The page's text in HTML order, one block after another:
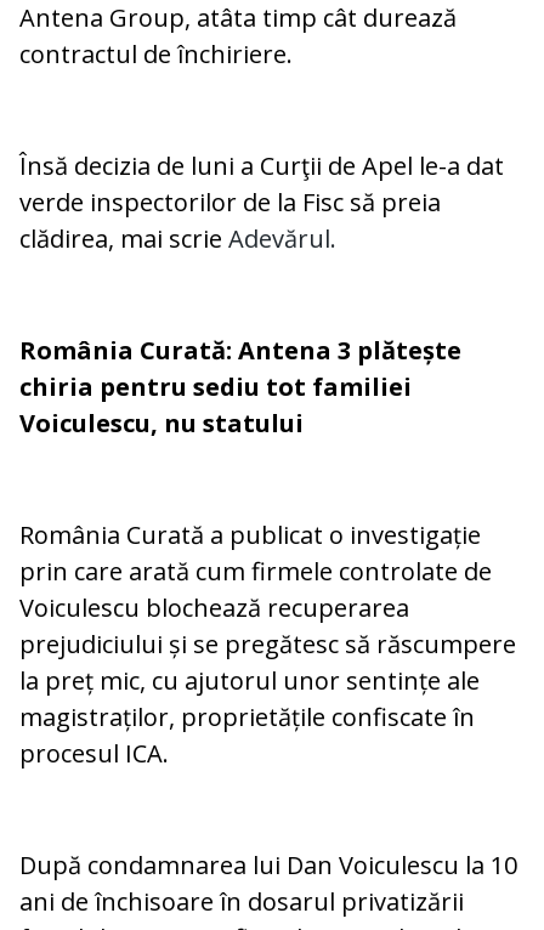
Antena Group, atâta timp cât durează
contractul de închiriere.
Însă decizia de luni a Curţii de Apel le-a dat
verde inspectorilor de la Fisc să preia
clădirea, mai scrie Adevărul.
România Curată: Antena 3 plătește
chiria pentru sediu tot familiei
Voiculescu, nu statului
România Curată a publicat o investigație
prin care arată cum firmele controlate de
Voiculescu blochează recuperarea
prejudiciului și se pregătesc să răscumpere
la preț mic, cu ajutorul unor sentințe ale
magistraților, proprietățile confiscate în
procesul ICA.
După condamnarea lui Dan Voiculescu la 10
ani de închisoare în dosarul privatizării